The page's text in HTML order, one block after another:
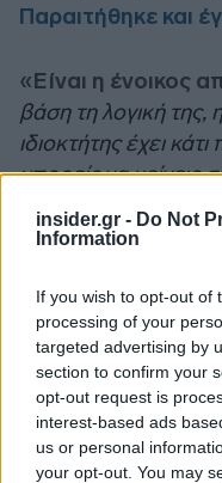
insider.gr - Do Not
Information
If you wish to opt-out of
processing of your
targeted advertising by
section to confirm your
opt-out request is
interest-based ads
us or personal
your opt-out. You may
Παραιτήθηκε και
«Είναι η ένοικος
βάση τη λογική της,
ιδιοκτήτης έχει
μπορείς να μείνεις
πάντα. Η
χωρίς να πληρωθεί
τέτοια αξίωση. Δεν
της. Δεν θα
πρέπει να
δολάρια σε ενοίκια
της χρωστάνε
παράλογος» τόνισε.